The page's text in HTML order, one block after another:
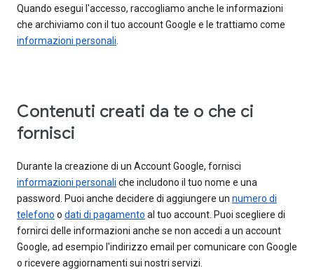
Quando esegui l'accesso, raccogliamo anche le informazioni
che archiviamo con il tuo account Google e le trattiamo come
informazioni personali.
Contenuti creati da te o che ci
fornisci
Durante la creazione di un Account Google, fornisci
informazioni personali che includono il tuo nome e una
password. Puoi anche decidere di aggiungere un numero di
telefono o dati di pagamento al tuo account. Puoi scegliere di
fornirci delle informazioni anche se non accedi a un account
Google, ad esempio l'indirizzo email per comunicare con Google
o ricevere aggiornamenti sui nostri servizi.